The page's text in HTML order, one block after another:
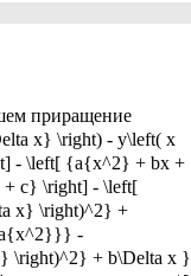
приращение
x} \right) - y\left( x
- \left[ {a{x^2} + bx +
c} \right] - \left[
x} \right)^2} +
-
\right)^2} + b\Delta x }